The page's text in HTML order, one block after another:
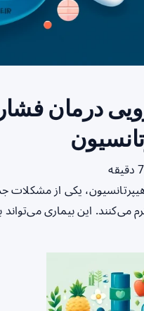
درمان
هیپرتانسیون، یکی از
می‌کنند. این بیماری